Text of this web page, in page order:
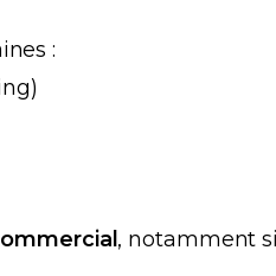
:
, notamment